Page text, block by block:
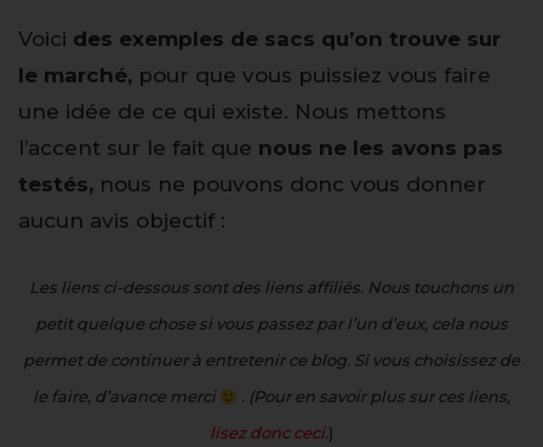
Voici des exemples de sacs qu’on trouve sur
le marché, pour que vous puissiez vous faire
une idée de ce qui existe. Nous mettons
l’accent sur le fait que nous ne les avons pas
testés, nous ne pouvons donc vous donner
aucun avis objectif :
Les liens ci-dessous sont des liens affiliés. Nous touchons un
petit quelque chose si vous passez par l’un d’eux, cela nous
permet de continuer à entretenir ce blog. Si vous choisissez de
le faire, d’avance merci
. (Pour en savoir plus sur ces liens,
lisez donc ceci.)